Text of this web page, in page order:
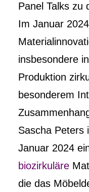
Panel Talks zu
Im Januar
insbesondere
Produktion
besonderem
Sascha Peters
Januar 2024
biozirkuläre
die das